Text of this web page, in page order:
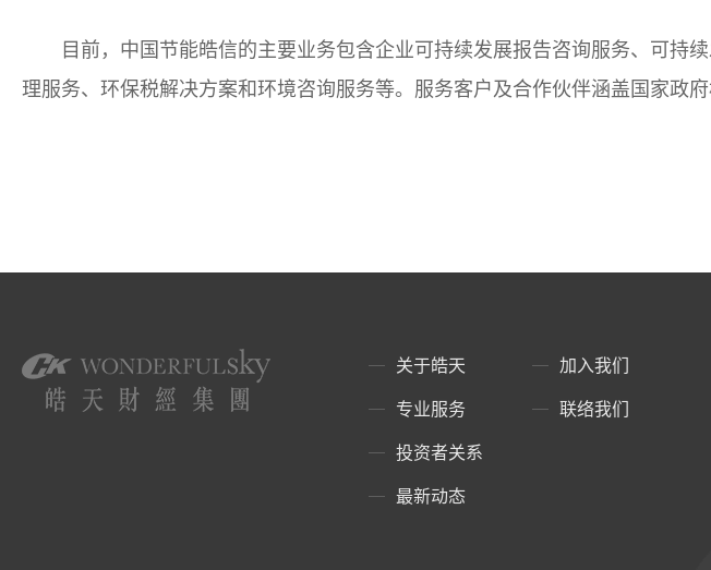
目前，中国节能皓信的主要业务包含企业可持续发展报告咨询服务、可持
理服务、环保税解决方案和环境咨询服务等。服务客户及合作伙伴涵盖国家政
关于皓天
专业服务
投资者关系
最新动态
加入我们
联络我们